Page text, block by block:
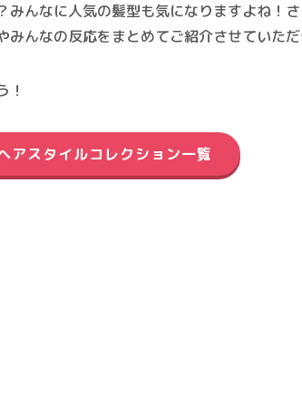
みんなに人気の髪型も気になりますよね！
みんなの反応をまとめてご紹介させていた
！
アスタイルコレクション一覧